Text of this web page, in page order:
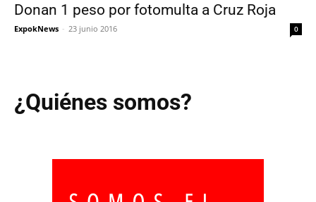
Donan 1 peso por fotomulta a Cruz Roja
ExpokNews - 23 junio 2016 0
¿Quiénes somos?